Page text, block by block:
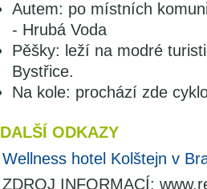
Autem: po místních
- Hrubá Voda
Pěšky: leží na modré
Bystřice.
Na kole: prochází zde
DALŠÍ ODKAZY
Wellness hotel Kolštejn v
ZDROJ INFORMACÍ: